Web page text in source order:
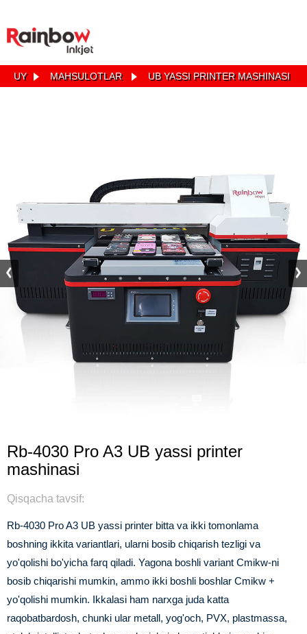
UY MAHSULOTLAR UB YASSI PRINTER MASHINASI
Rb-4030 Pro A3 UB yassi printer
mashinasi
Qisqacha tavsif:
Rb-4030 Pro A3 UB yassi printer bitta va ikki tomonlama
boshning ikkita variantlari, ularni bosib chiqarish tezligi va
yo'qolishi bo'yicha farq qiladi. Yagona boshli variant Cmikw-ni
bosib chiqarishi mumkin, ammo ikki boshli boshlar Cmikw +
yo'qolishi mumkin. Ikkalasi ham narxga juda katta
raqobatbardosh, chunki ular metall, yog'och, PVX, plastmassa,